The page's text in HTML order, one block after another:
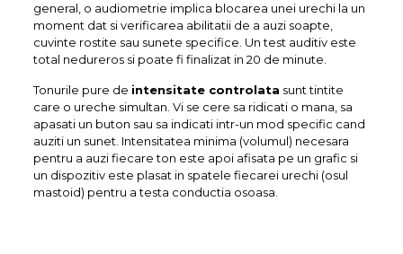
general, o audiometrie implica blocarea unei urechi la un
moment dat si verificarea abilitatii de a auzi soapte,
cuvinte rostite sau sunete specifice. Un test auditiv este
total nedureros si poate fi finalizat in 20 de minute.
Tonurile pure de intensitate controlata sunt tintite
care o ureche simultan. Vi se cere sa ridicati o mana, sa
apasati un buton sau sa indicati intr-un mod specific cand
auziti un sunet. Intensitatea minima (volumul) necesara
pentru a auzi fiecare ton este apoi afisata pe un grafic si
un dispozitiv este plasat in spatele fiecarei urechi (osul
mastoid) pentru a testa conductia osoasa.